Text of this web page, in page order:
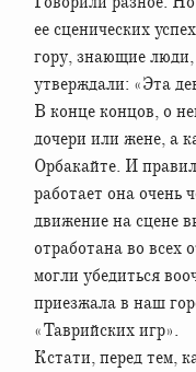
ее сценических
гору, знающие
утверждали: «Эта
В конце концов, о
дочери или жене, а
Орбакайте. И
работает она очень
движение на сцене
отработана во всех
могли убедиться
приезжала в наш
«Таврийских игр».
Кстати, перед тем,